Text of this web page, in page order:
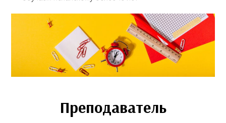
Преподаватель